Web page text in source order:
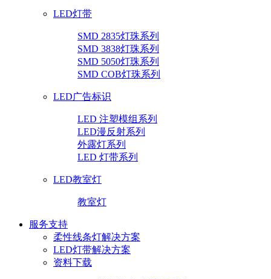
LED灯带
SMD 2835灯珠系列
SMD 3838灯珠系列
SMD 5050灯珠系列
SMD COB灯珠系列
LED广告标识
LED 注塑模组系列
LED漫反射系列
外露灯系列
LED 灯带系列
LED教室灯
教室灯
服务支持
柔性线条灯解决方案
LED灯带解决方案
资料下载